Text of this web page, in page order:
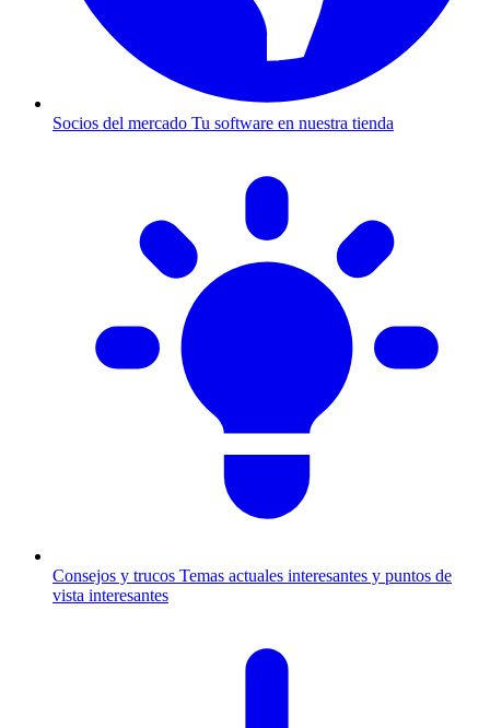
Socios del mercado Tu software en nuestra tienda
Consejos y trucos Temas actuales interesantes y puntos de
vista interesantes